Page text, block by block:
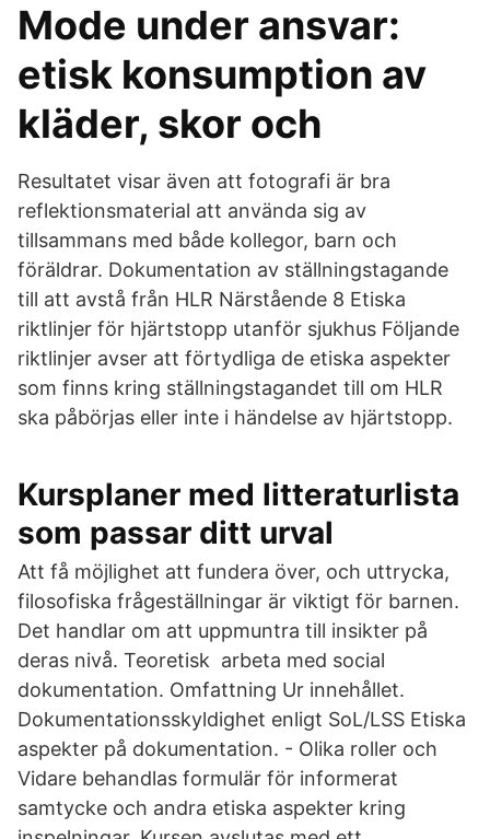
Mode under ansvar:
etisk konsumption av
kläder, skor och
Resultatet visar även att fotografi är bra
reflektionsmaterial att använda sig av
tillsammans med både kollegor, barn och
föräldrar. Dokumentation av ställningstagande
till att avstå från HLR Närstående 8 Etiska
riktlinjer för hjärtstopp utanför sjukhus Följande
riktlinjer avser att förtydliga de etiska aspekter
som finns kring ställningstagandet till om HLR
ska påbörjas eller inte i händelse av hjärtstopp.
Kursplaner med litteraturlista
som passar ditt urval
Att få möjlighet att fundera över, och uttrycka,
filosofiska frågeställningar är viktigt för barnen.
Det handlar om att uppmuntra till insikter på
deras nivå. Teoretisk arbeta med social
dokumentation. Omfattning Ur innehållet.
Dokumentationsskyldighet enligt SoL/LSS Etiska
aspekter på dokumentation. - Olika roller och
Vidare behandlas formulär för informerat
samtycke och andra etiska aspekter kring